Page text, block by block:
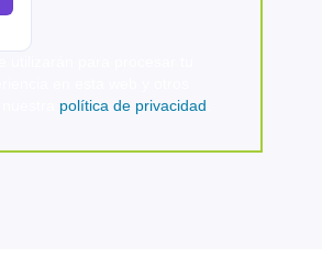
política de privacidad